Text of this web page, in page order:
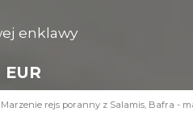
enklawy
rejs poranny z Salamis, Bafra -